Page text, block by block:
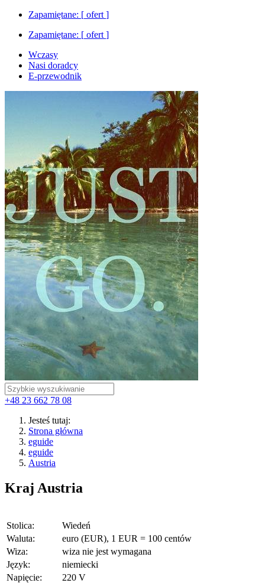
Zapamiętane: [ ofert ]
Zapamiętane: [ ofert ]
Wczasy
Nasi doradcy
E-przewodnik
+48 23 662 78 08
Jesteś tutaj:
Strona główna
eguide
eguide
Austria
Kraj Austria
Stolica:
Wiedeń
Waluta:
euro (EUR), 1 EUR = 100 centów
Wiza:
wiza nie jest wymagana
Język:
niemiecki
Napięcie:
220 V